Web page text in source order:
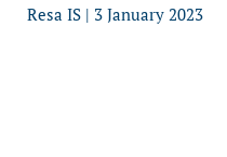
Resa IS 3 January 2023